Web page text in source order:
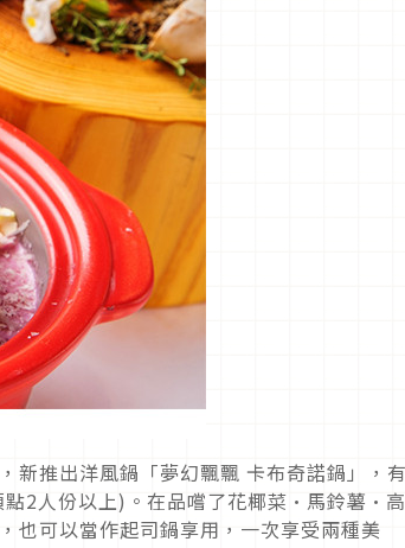
新推出洋風鍋「夢幻飄飄 卡布奇諾鍋」，有
2人份以上)。在品嚐了花椰菜·馬鈴薯·高
也可以當作起司鍋享用，一次享受兩種美